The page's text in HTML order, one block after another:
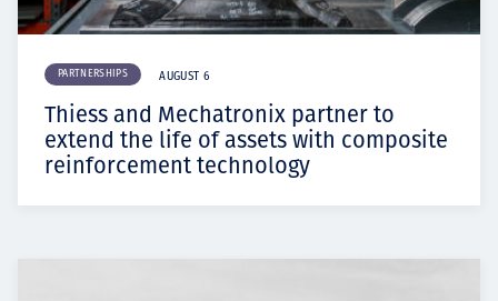
PARTNERSHIPS AUGUST 6
Thiess and Mechatronix partner to
extend the life of assets with composite
reinforcement technology